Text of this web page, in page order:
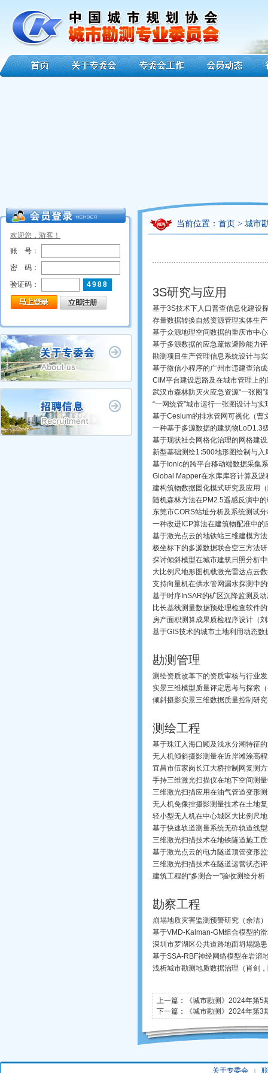
首页 关于专委会 专委会工作 会员动态
欢迎您，游客！
账 号：
密 码：
验证码：
4988
当前位置： 首页 > 城市
3S研究与应用
基于3S技术下人口普查信息化建设
存量数据转换自然资源管理实体生
基于众源地理空间数据的重庆市中
基于多源数据的应急疏散避险能力
勘测项目生产管理信息系统设计与
基于微信小程序的广州市违建查治
CIM平台建设思路及在城市管理上
武汉市森林防灭火应急资源“一张图
“一网统管”城市运行一张图设计与
基于Cesium的排水管网可视化（曹
一种基于多源数据的建筑物LoD1.3
基于现状社会网格化治理的网格建
新型基础测绘1∶500地形图绘制与
基于Ionic的跨平台移动端数据采集
Global Mapper在水库库容计算及
建构筑物数据固化模式研究及应用
随机森林方法在PM2.5遥感反演中
东莞市CORS站址分析及系统测试
一种改进ICP算法在建筑物配准中的
基于激光点云的地铁站三维建模方
极坐标下的多源数据联合空三方法
探讨倾斜模型在城市建筑日照分析
大比例尺地形图机载激光雷达点云
支持向量机在供水管网漏水探测中
基于时序InSAR的矿区沉降监测及
比长基线测量数据预处理检查软件
房产面积测算成果质检程序设计（
基于GIS技术的城市土地利用动态
勘测管理
测绘资质改革下的资质审核与行业
实景三维模型质量评定思考与探索
倾斜摄影实景三维数据质量控制研
测绘工程
基于珠江入海口顾及浅水分潮特征
无人机倾斜摄影测量在近岸滩涂高
宜昌市伍家岗长江大桥控制网复测
手持三维激光扫描仪在地下空间测
三维激光扫描应用在油气管道变形
无人机免像控摄影测量技术在土地
轻小型无人机在中心城区大比例尺
基于快速轨道测量系统无砟轨道线
三维激光扫描技术在地铁隧道施工
基于激光点云的电力隧道顶管变形
三维激光扫描技术在隧道运营状态
建筑工程的“多测合一”验收测绘分
勘察工程
崩塌地质灾害监测预警研究（余洁）
基于VMD-Kalman-GM组合模型的
深圳市罗湖区公共道路地面坍塌隐
基于SSA-RBF神经网络模型在岩溶
浅析城市勘测地质数据治理（肖剑
上一篇：
《城市勘测》2024年第5
下一篇：
《城市勘测》2024年第3
关于专委会 |